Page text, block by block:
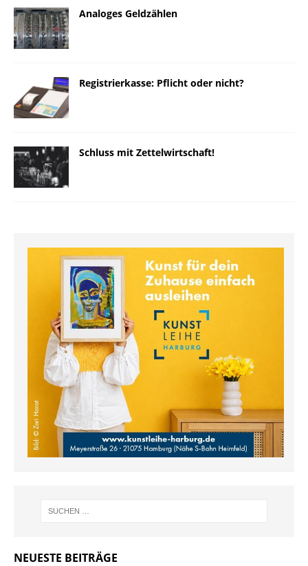
Analoges Geldzählen
Registrierkasse: Pflicht oder nicht?
Schluss mit Zettelwirtschaft!
NEUESTE BEITRÄGE